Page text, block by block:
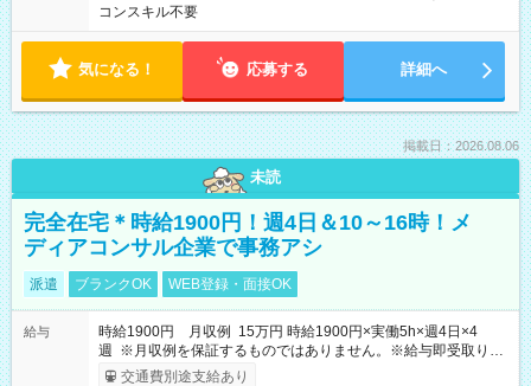
コンスキル不要
気になる！ 応募する 詳細へ
掲載日：2026.08.06
未読
完全在宅＊時給1900円！週4日＆10～16時！メ
ディアコンサル企業で事務アシ
派遣 ブランクOK WEB登録・面接OK
給与
時給1900円 月収例 15万円 時給1900円×実働5h×週4日×4
週 ※月収例を保証するものではありません。※給与即受取りサ
ービス利用可（利用条件有）
交通費別途支給あり